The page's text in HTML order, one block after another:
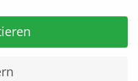
da­bei und ge­stal­
un­se­re Re­gi­on,